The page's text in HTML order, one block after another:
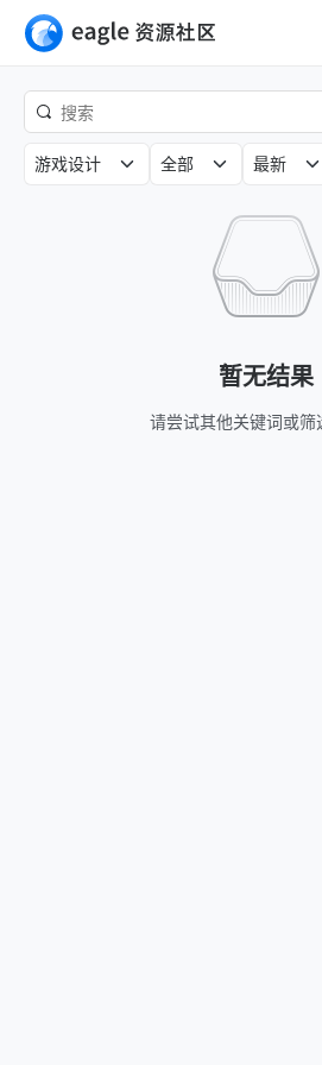
游戏设计 全部 最新
暂无结果
请尝试其他关键词或筛